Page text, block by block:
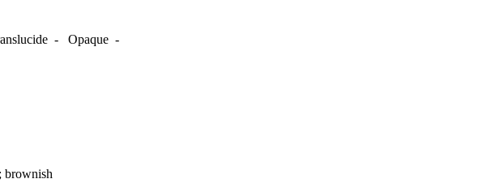
- Opaque -
brownish